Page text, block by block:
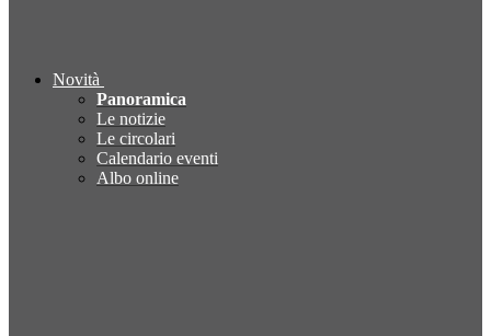
Novità
Panoramica
Le notizie
Le circolari
Calendario eventi
Albo online